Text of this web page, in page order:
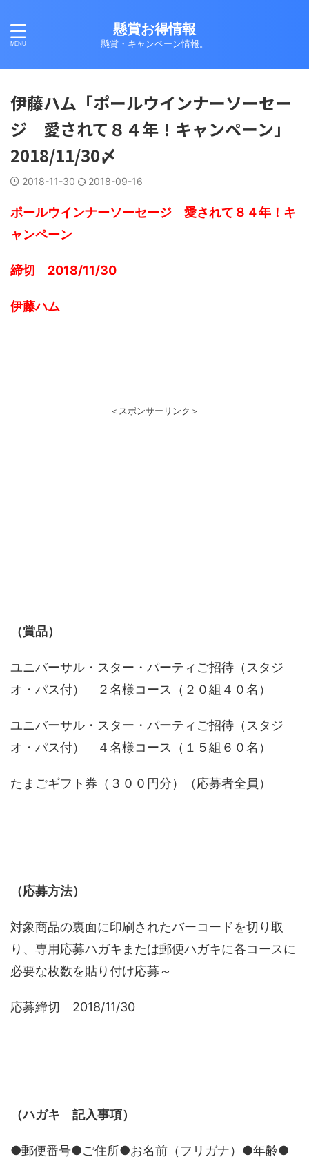
懸賞お得情報
懸賞・キャンペーン情報。
伊藤ハム「ポールウインナーソーセー
ジ 愛されて８４年！キャンペーン」
2018/11/30〆
2018-11-30 2018-09-16
ポールウインナーソーセージ 愛されて８４年！キ
ャンペーン
締切 2018/11/30
伊藤ハム
＜スポンサーリンク＞
（賞品）
ユニバーサル・スター・パーティご招待（スタジ
オ・パス付） ２名様コース（２０組４０名）
ユニバーサル・スター・パーティご招待（スタジ
オ・パス付） ４名様コース（１５組６０名）
たまごギフト券（３００円分）（応募者全員）
（応募方法）
対象商品の裏面に印刷されたバーコードを切り取
り、専用応募ハガキまたは郵便ハガキに各コースに
必要な枚数を貼り付け応募～
応募締切 2018/11/30
（ハガキ 記入事項）
●郵便番号●ご住所●お名前（フリガナ）●年齢●